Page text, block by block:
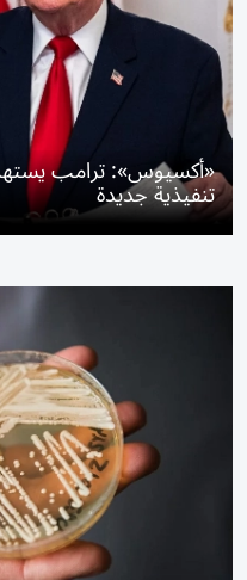
«أكسيوس»: ترامب
تنفيذية جديدة